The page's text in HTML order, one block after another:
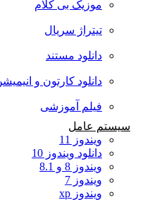
موزیک بی کلام
تیتراژ سریال
دانلود مستند
دانلود کارتون و
فیلم آموزشی
سیستم عامل
ویندوز 11
دانلود ویندوز 10
ویندوز 8 و 8.1
ویندوز 7
ویندوز xp